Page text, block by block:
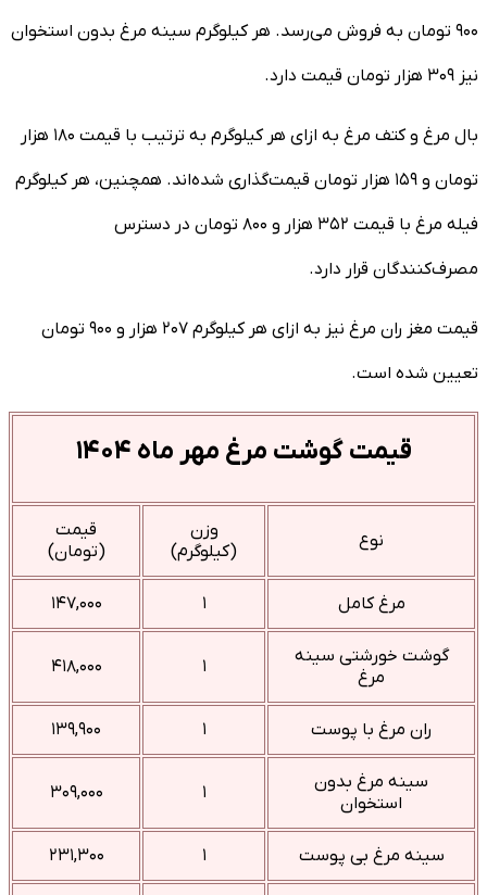
۹۰۰ تومان به فروش می‌رسد. هر کیلوگرم سینه مرغ بدون استخوان
نیز ۳۰۹ هزار تومان قیمت دارد.
بال مرغ و کتف مرغ به ازای هر کیلوگرم به ترتیب با قیمت ۱۸۰ هزار
تومان و ۱۵۹ هزار تومان قیمت‌گذاری شده‌اند. همچنین، هر کیلوگرم
فیله مرغ با قیمت ۳۵۲ هزار و ۸۰۰ تومان در دسترس
مصرف‌کنندگان قرار دارد.
قیمت مغز ران مرغ نیز به ازای هر کیلوگرم ۲۰۷ هزار و ۹۰۰ تومان
تعیین شده است.
قیمت گوشت مرغ مهر ماه ۱۴۰۴
نوع
وزن
(کیلوگرم)
قیمت
(تومان)
مرغ کامل ۱ ۱۴۷,۰۰۰
گوشت خورشتی سینه
مرغ
۱ ۴۱۸,۰۰۰
ران مرغ با پوست ۱ ۱۳۹,۹۰۰
سینه مرغ بدون
استخوان
۱ ۳۰۹,۰۰۰
سینه مرغ بی پوست ۱ ۲۳۱,۳۰۰